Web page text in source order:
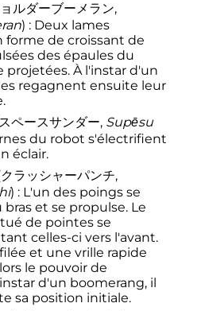
ルダーブーメラン,
) : Deux lames
forme de croissant de
des épaules du
projetées. À l'instar d'un
regagnent ensuite leur
ペースサンダー, Supēsu
du robot s'électrifient
éclair.
クラッシャーパンチ,
) : L'un des poings se
et se propulse. Le
de pointes se
celles-ci vers l'avant.
et une vrille rapide
le pouvoir de
d'un boomerang, il
sa position initiale.